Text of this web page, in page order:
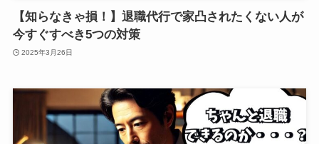
【知らなきゃ損！】退職代行で家凸されたくない人が
今すぐすべき5つの対策
2025年3月26日